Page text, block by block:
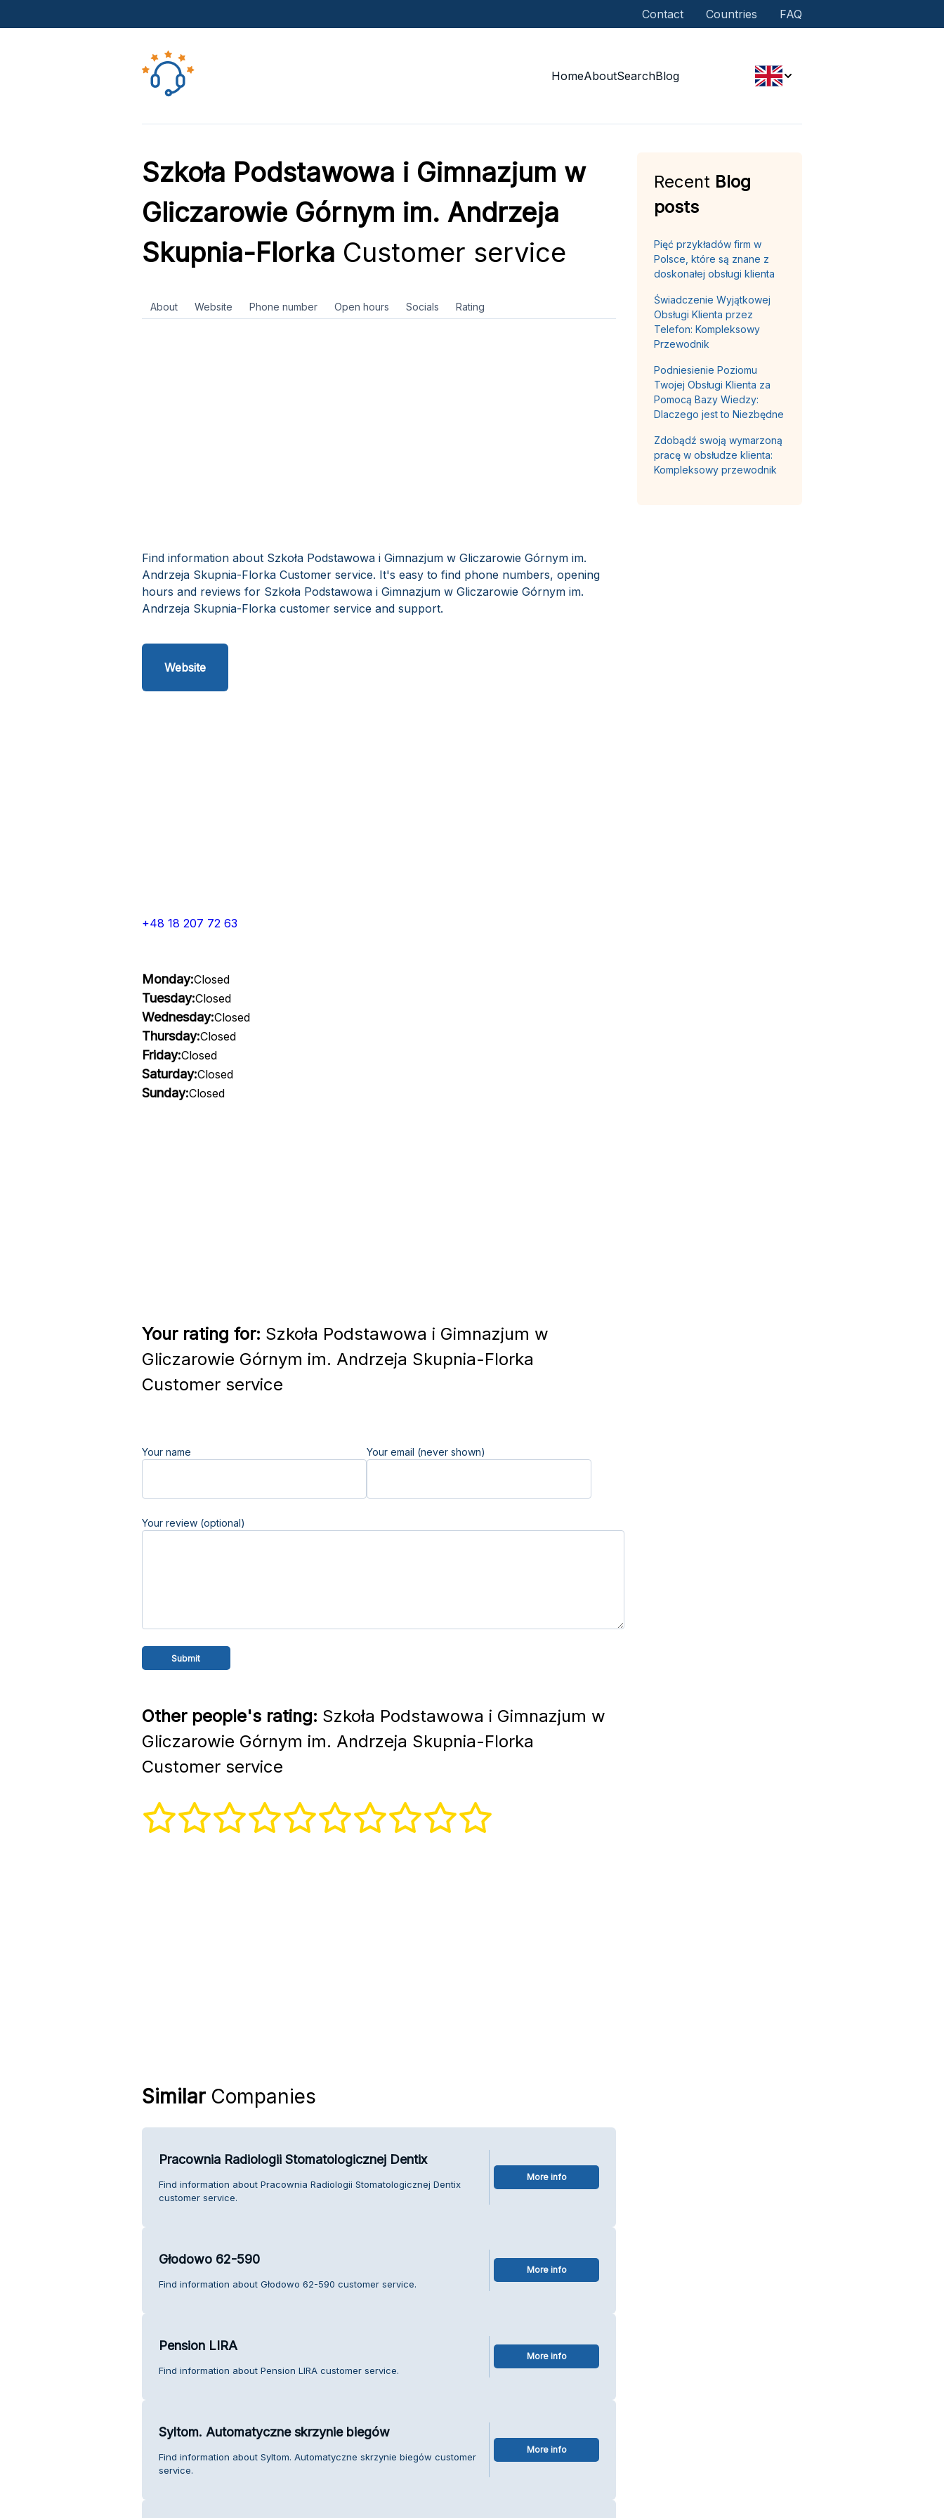
Contact Countries FAQ
HomeAboutSearchBlog
Szkoła Podstawowa i Gimnazjum w
Gliczarowie Górnym im. Andrzeja
Skupnia-Florka Customer service
About Website Phone number Open hours Socials Rating
Find information about Szkoła Podstawowa i Gimnazjum w Gliczarowie Górnym im.
Andrzeja Skupnia-Florka Customer service. It's easy to find phone numbers, opening
hours and reviews for Szkoła Podstawowa i Gimnazjum w Gliczarowie Górnym im.
Andrzeja Skupnia-Florka customer service and support.
Website
+48 18 207 72 63
Monday:Closed
Tuesday:Closed
Wednesday:Closed
Thursday:Closed
Friday:Closed
Saturday:Closed
Sunday:Closed
Your rating for: Szkoła Podstawowa i Gimnazjum w
Gliczarowie Górnym im. Andrzeja Skupnia-Florka
Customer service
Your name Your email (never shown)
Your review (optional)
Other people's rating: Szkoła Podstawowa i Gimnazjum w
Gliczarowie Górnym im. Andrzeja Skupnia-Florka
Customer service
SimilarCompanies
Pracownia Radiologii Stomatologicznej Dentix
Find information about Pracownia Radiologii Stomatologicznej Dentix
customer service.
More info
Głodowo 62-590
Find information about Głodowo 62-590 customer service.
More info
Pension LIRA
Find information about Pension LIRA customer service.
More info
Syltom. Automatyczne skrzynie biegów
Find information about Syltom. Automatyczne skrzynie biegów customer
service.
More info
Recent Blog
posts
Pięć przykładów firm w
Polsce, które są znane z
doskonałej obsługi klienta
Świadczenie Wyjątkowej
Obsługi Klienta przez
Telefon: Kompleksowy
Przewodnik
Podniesienie Poziomu
Twojej Obsługi Klienta za
Pomocą Bazy Wiedzy:
Dlaczego jest to Niezbędne
Zdobądź swoją wymarzoną
pracę w obsłudze klienta:
Kompleksowy przewodnik